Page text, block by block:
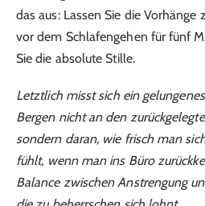
das aus: Lassen Sie die Vorhänge
vor dem Schlafengehen für fünf
Sie die absolute Stille.
Letztlich misst sich ein
Bergen nicht an den
sondern daran, wie frisch man
fühlt, wenn man ins Büro
Balance zwischen Anstrengung